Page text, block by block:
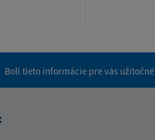
Boli tieto informácie pre vás